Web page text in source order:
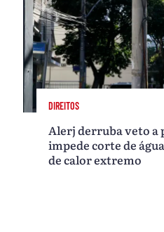
DIREITOS
Alerj derruba veto a
impede corte de
de calor extremo